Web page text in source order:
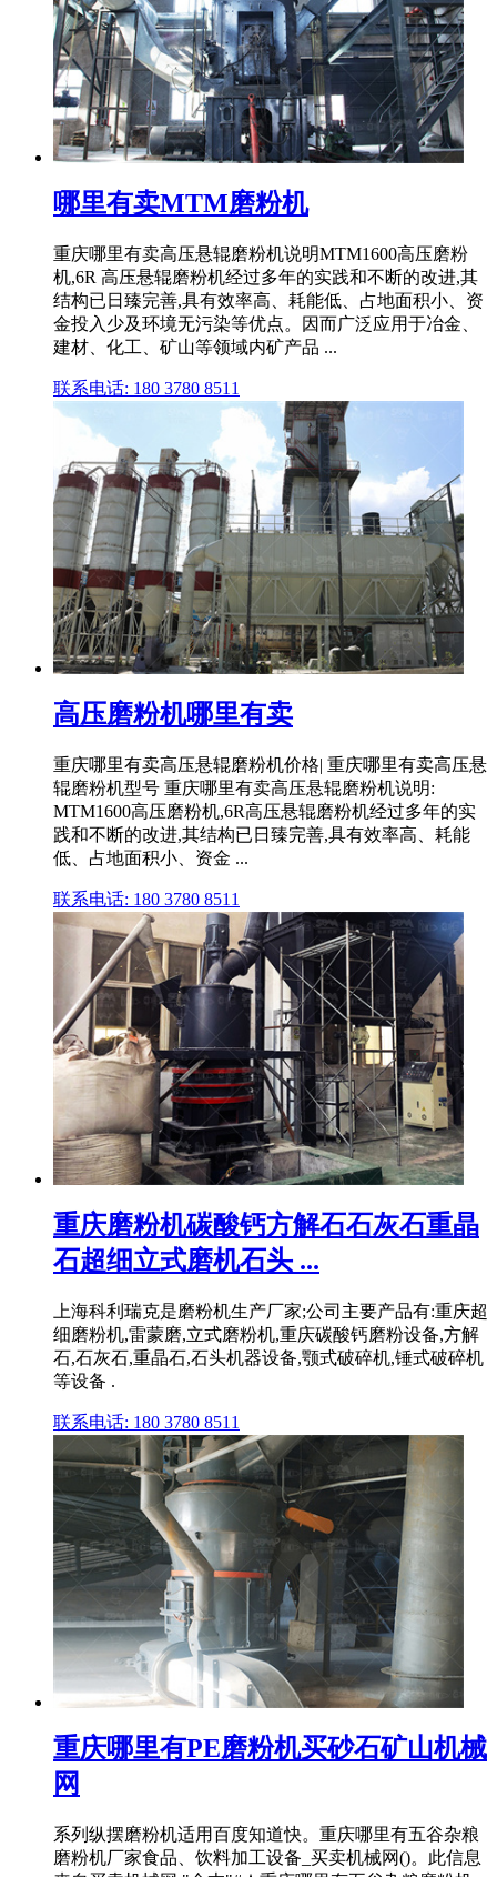
哪里有卖MTM磨粉机
重庆哪里有卖高压悬辊磨粉机说明MTM1600高压磨粉
机,6R 高压悬辊磨粉机经过多年的实践和不断的改进,其
结构已日臻完善,具有效率高、耗能低、占地面积小、资
金投入少及环境无污染等优点。因而广泛应用于冶金、
建材、化工、矿山等领域内矿产品 ...
联系电话: 180 3780 8511
高压磨粉机哪里有卖
重庆哪里有卖高压悬辊磨粉机价格| 重庆哪里有卖高压悬
辊磨粉机型号 重庆哪里有卖高压悬辊磨粉机说明:
MTM1600高压磨粉机,6R高压悬辊磨粉机经过多年的实
践和不断的改进,其结构已日臻完善,具有效率高、耗能
低、占地面积小、资金 ...
联系电话: 180 3780 8511
重庆磨粉机碳酸钙方解石石灰石重晶
石超细立式磨机石头 ...
上海科利瑞克是磨粉机生产厂家;公司主要产品有:重庆超
细磨粉机,雷蒙磨,立式磨粉机,重庆碳酸钙磨粉设备,方解
石,石灰石,重晶石,石头机器设备,颚式破碎机,锤式破碎机
等设备 .
联系电话: 180 3780 8511
重庆哪里有PE磨粉机买砂石矿山机械
网
系列纵摆磨粉机适用百度知道快。重庆哪里有五谷杂粮
磨粉机厂家食品、饮料加工设备_买卖机械网()。此信息